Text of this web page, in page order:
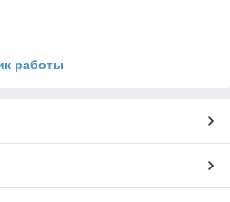
работы